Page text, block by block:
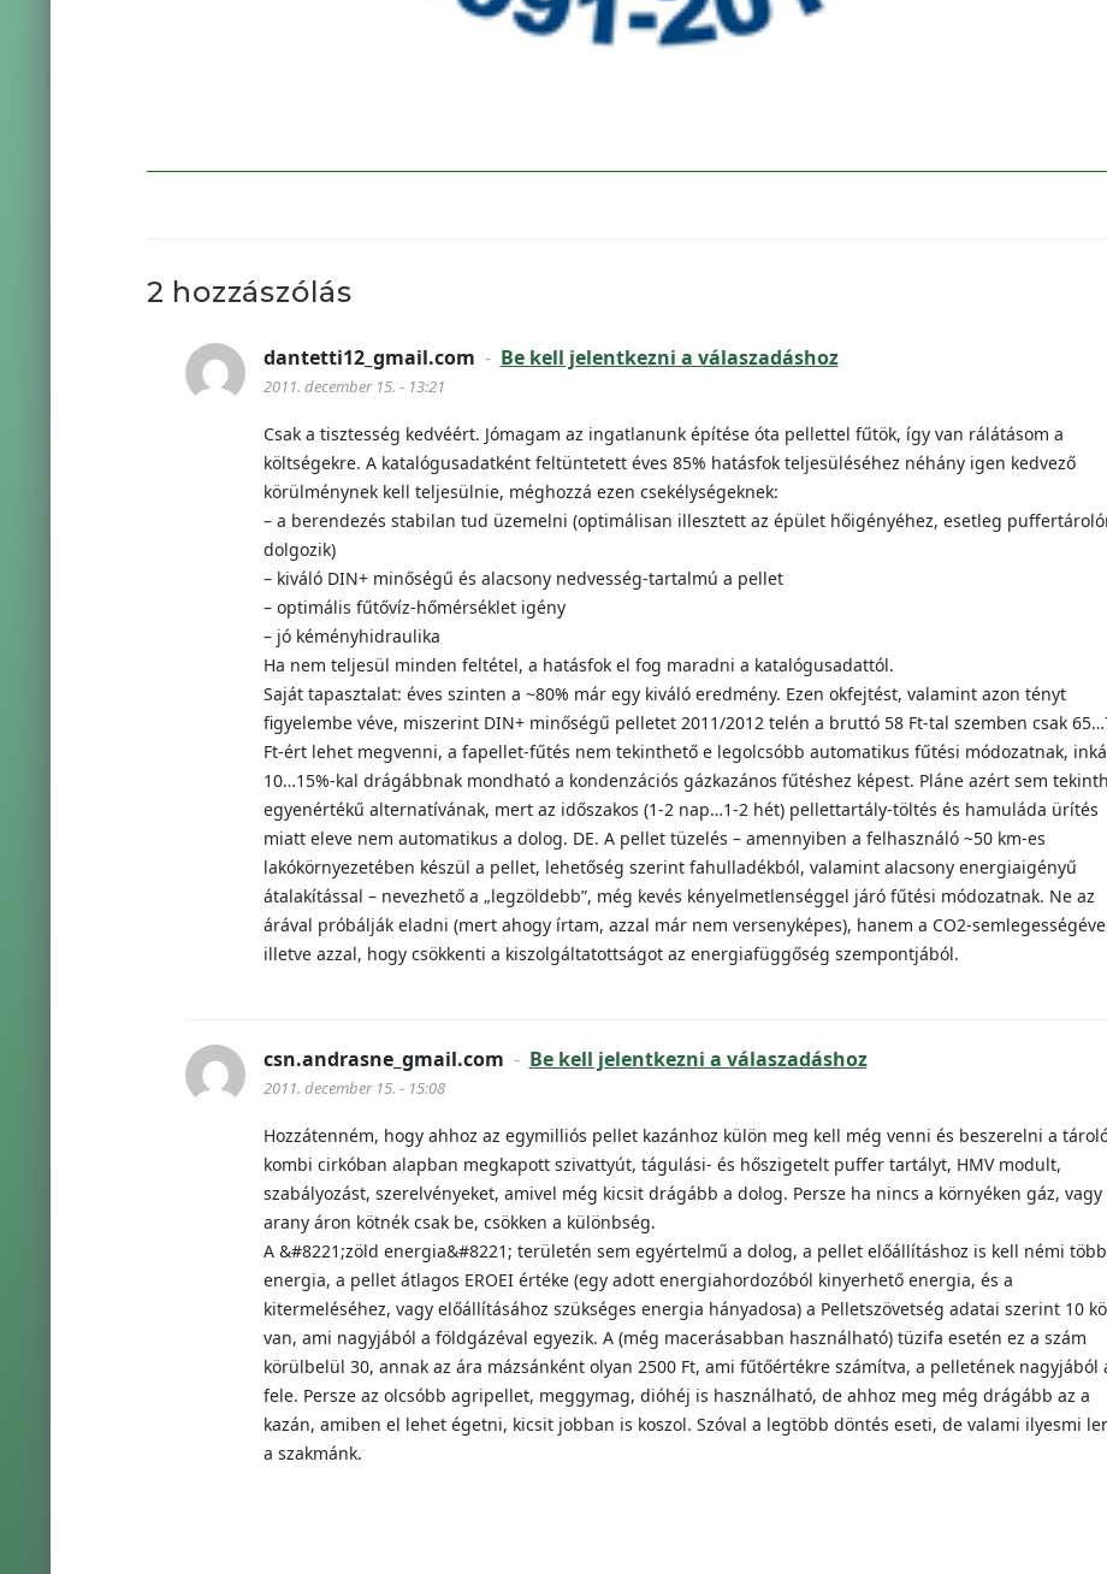
2 hozzászólás
dantetti12_gmail.com - Be kell jelentkezni a válaszadáshoz
2011. december 15. - 13:21
Csak a tisztesség kedvéért. Jómagam az ingatlanunk építése óta pellettel fűtök, így van rálátásom a
költségekre. A katalógusadatként feltüntetett éves 85% hatásfok teljesüléséhez néhány igen kedvező
körülménynek kell teljesülnie, méghozzá ezen csekélységeknek:
– a berendezés stabilan tud üzemelni (optimálisan illesztett az épület hőigényéhez, esetleg
dolgozik)
– kiváló DIN+ minőségű és alacsony nedvesség-tartalmú a pellet
– optimális fűtővíz-hőmérséklet igény
– jó kéményhidraulika
Ha nem teljesül minden feltétel, a hatásfok el fog maradni a katalógusadattól.
Saját tapasztalat: éves szinten a ~80% már egy kiváló eredmény. Ezen okfejtést, valamint azon tényt
figyelembe véve, miszerint DIN+ minőségű pelletet 2011/2012 telén a bruttó 58 Ft-tal szemben csak
Ft-ért lehet megvenni, a fapellet-fűtés nem tekinthető e legolcsóbb automatikus fűtési módozatnak,
10…15%-kal drágábbnak mondható a kondenzációs gázkazános fűtéshez képest. Pláne azért sem
egyenértékű alternatívának, mert az időszakos (1-2 nap…1-2 hét) pellettartály-töltés és hamuláda ürítés
miatt eleve nem automatikus a dolog. DE. A pellet tüzelés – amennyiben a felhasználó ~50 km-es
lakókörnyezetében készül a pellet, lehetőség szerint fahulladékból, valamint alacsony energiaigényű
átalakítással – nevezhető a „legzöldebb”, még kevés kényelmetlenséggel járó fűtési módozatnak. Ne az
árával próbálják eladni (mert ahogy írtam, azzal már nem versenyképes), hanem a CO2-
illetve azzal, hogy csökkenti a kiszolgáltatottságot az energiafüggőség szempontjából.
csn.andrasne_gmail.com - Be kell jelentkezni a válaszadáshoz
2011. december 15. - 15:08
Hozzátenném, hogy ahhoz az egymilliós pellet kazánhoz külön meg kell még venni és beszerelni a
kombi cirkóban alapban megkapott szivattyút, tágulási- és hőszigetelt puffer tartályt, HMV modult,
szabályozást, szerelvényeket, amivel még kicsit drágább a dolog. Persze ha nincs a környéken gáz, vagy
arany áron kötnék csak be, csökken a különbség.
A &#8221;zöld energia&#8221; területén sem egyértelmű a dolog, a pellet előállításhoz is kell némi
energia, a pellet átlagos EROEI értéke (egy adott energiahordozóból kinyerhető energia, és a
kitermeléséhez, vagy előállításához szükséges energia hányadosa) a Pelletszövetség adatai szerint 10
van, ami nagyjából a földgázéval egyezik. A (még macerásabban használható) tüzifa esetén ez a szám
körülbelül 30, annak az ára mázsánként olyan 2500 Ft, ami fűtőértékre számítva, a pelletének nagyjából
fele. Persze az olcsóbb agripellet, meggymag, dióhéj is használható, de ahhoz meg még drágább az a
kazán, amiben el lehet égetni, kicsit jobban is koszol. Szóval a legtöbb döntés eseti, de valami ilyesmi
a szakmánk.